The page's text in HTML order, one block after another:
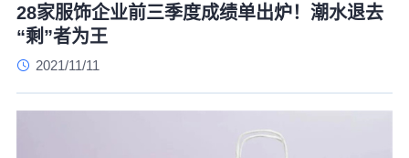
28家服饰企业前三季度成绩单出炉！潮水退去
“剩”者为王
2021/11/11